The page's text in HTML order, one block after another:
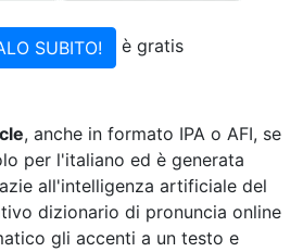
SUBITO! è gratis
, anche in formato IPA o AFI, se
per l'italiano ed è generata
all'intelligenza artificiale del
dizionario di pronuncia online
gli accenti a un testo e